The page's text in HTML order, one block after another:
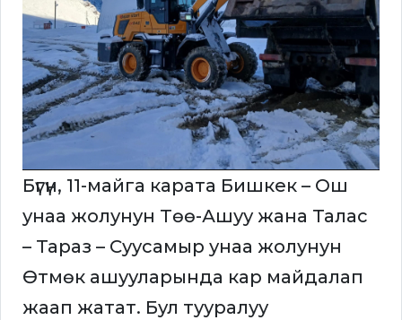
Бүгүн, 11-майга карата Бишкек – Ош
унаа жолунун Төө-Ашуу жана Талас
– Тараз – Суусамыр унаа жолунун
Өтмөк ашууларында кар майдалап
жаап жатат. Бул тууралуу